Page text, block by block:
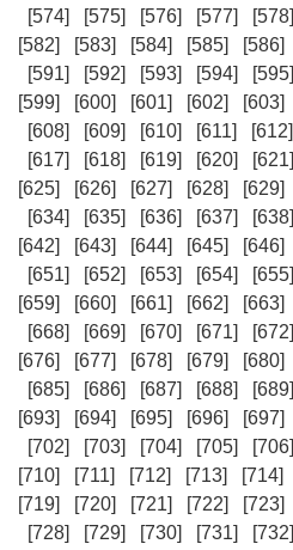
[574]
[575] [576] [577] [578]
[582]
[583] [584] [585] [586]
[591]
[592] [593] [594] [595]
[599]
[600] [601] [602] [603]
[608]
[609] [610] [611] [612]
[617]
[618] [619] [620] [621]
[625]
[626] [627] [628] [629]
[634]
[635] [636] [637] [638]
[642]
[643] [644] [645] [646]
[651]
[652] [653] [654] [655]
[659]
[660] [661] [662] [663]
[668]
[669] [670] [671] [672]
[676]
[677] [678] [679] [680]
[685]
[686] [687] [688] [689]
[693]
[694] [695] [696] [697]
[702]
[703] [704] [705] [706]
[710]
[711] [712] [713] [714]
[719]
[720] [721] [722] [723]
[728]
[729] [730] [731] [732]